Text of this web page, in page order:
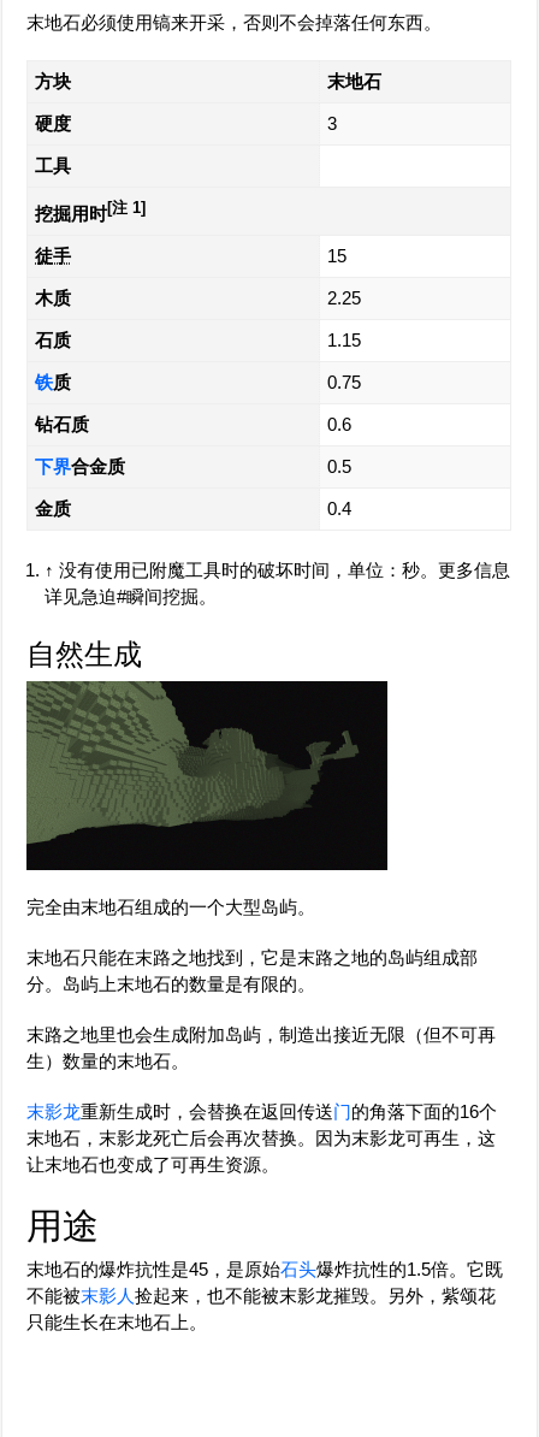
末地石必须使用镐来开采，否则不会掉落任何东西。
方块 末地石
硬度 3
工具
挖掘用时[注 1]
徒手 15
木质 2.25
石质 1.15
铁质 0.75
钻石质 0.6
下界合金质 0.5
金质 0.4
↑ 没有使用已附魔工具时的破坏时间，单位：秒。更多信息
详见急迫#瞬间挖掘。
自然生成
完全由末地石组成的一个大型岛屿。
末地石只能在末路之地找到，它是末路之地的岛屿组成部
分。岛屿上末地石的数量是有限的。
末路之地里也会生成附加岛屿，制造出接近无限（但不可再
生）数量的末地石。
末影龙重新生成时，会替换在返回传送门的角落下面的16个
末地石，末影龙死亡后会再次替换。因为末影龙可再生，这
让末地石也变成了可再生资源。
用途
末地石的爆炸抗性是45，是原始石头爆炸抗性的1.5倍。它既
不能被末影人捡起来，也不能被末影龙摧毁。另外，紫颂花
只能生长在末地石上。